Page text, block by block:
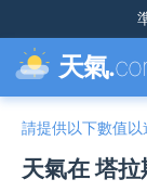
天氣.
請提供以下數值以
天氣在 塔